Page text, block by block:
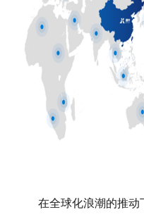
在全球化浪潮的推动